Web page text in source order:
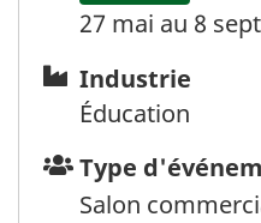
27 mai au 8
Industrie
Industrie
Éducation
Type
d'événement
Type
Salon